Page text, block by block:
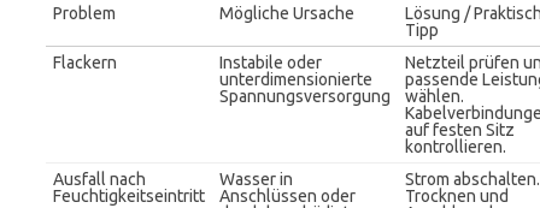
Problem
Mögliche Ursache
Lösung /
Tipp
Flackern
Instabile oder
unterdimensionierte
Spannungsversorgung
Netzteil prüfen
passende
wählen.
auf festen Sitz
kontrollieren.
Ausfall nach
Feuchtigkeitseintritt
Wasser in
Anschlüssen oder
Strom abschalten.
Trocknen und